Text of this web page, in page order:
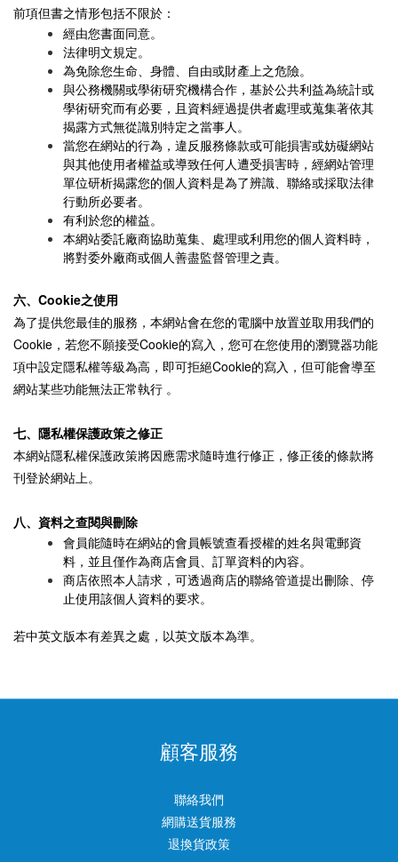
前項但書之情形包括不限於：
經由您書面同意。
法律明文規定。
為免除您生命、身體、自由或財產上之危險。
與公務機關或學術研究機構合作，基於公共利益為統計或
學術研究而有必要，且資料經過提供者處理或蒐集著依其
揭露方式無從識別特定之當事人。
當您在網站的行為，違反服務條款或可能損害或妨礙網站
與其他使用者權益或導致任何人遭受損害時，經網站管理
單位研析揭露您的個人資料是為了辨識、聯絡或採取法律
行動所必要者。
有利於您的權益。
本網站委託廠商協助蒐集、處理或利用您的個人資料時，
將對委外廠商或個人善盡監督管理之責。
六、 Cookie之使用
為了提供您最佳的服務，本網站會在您的電腦中放置並取用我們的
Cookie，若您不願接受Cookie的寫入，您可在您使用的瀏覽器功能
項中設定隱私權等級為高，即可拒絕Cookie的寫入，但可能會導至
網站某些功能無法正常執行 。
七、隱私權保護政策之修正
本網站隱私權保護政策將因應需求隨時進行修正，修正後的條款將
刊登於網站上。
八、資料之查閱與刪除
會員能隨時在網站的會員帳號查看授權的姓名與電郵資
料，並且僅作為商店會員、訂單資料的內容。
商店依照本人請求，可透過商店的聯絡管道提出刪除、停
止使用該個人資料的要求。
若中英文版本有差異之處，以英文版本為準。
顧客服務
聯絡我們
網購送貨服務
退換貨政策